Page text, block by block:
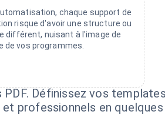
chaque support de
risque d'avoir une structure ou
différent, nuisant à l'image de
de vos programmes.
Définissez vos
professionnels en quelques